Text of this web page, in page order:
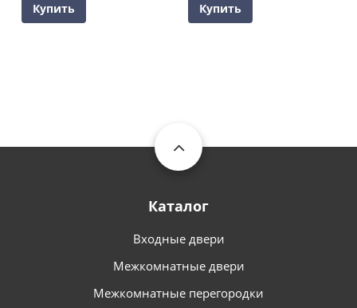
Купить Купить
Каталог
Входные двери
Межкомнатные двери
Межкомнатные перегородки